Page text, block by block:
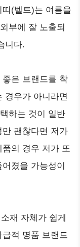
(벨트)는 여름을
부에 잘 노출되
니다.
은 브랜드를 착
경우가 아니라면
하는 것이 일반
괜찮다면 저가
의 경우 저가 또
졌을 가능성이
재 자체가 쉽게
적 명품 브랜드